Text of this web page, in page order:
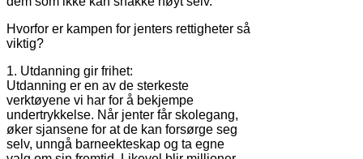
Hvorfor er kampen for jenters rettigheter så
viktig?
1. Utdanning gir frihet:
Utdanning er en av de sterkeste
verktøyene vi har for å bekjempe
undertrykkelse. Når jenter får skolegang,
øker sjansene for at de kan forsørge seg
selv, unngå barneekteskap og ta egne